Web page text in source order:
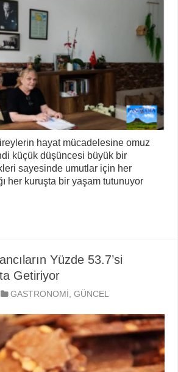
hayat mücadelesine omuz
küçük düşüncesi büyük bir
sayesinde umutlar için her
her kuruşta bir yaşam tutunuyor
Yüzde 53.7’si
Getiriyor
GASTRONOMİ ,GÜNCEL